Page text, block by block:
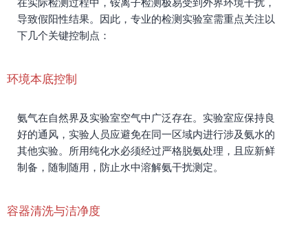
在实际检测过程中，铵离子检测极易受到外界环境干扰，
导致假阳性结果。因此，专业的检测实验室需重点关注以
下几个关键控制点：
环境本底控制
氨气在自然界及实验室空气中广泛存在。实验室应保持良
好的通风，实验人员应避免在同一区域内进行涉及氨水的
其他实验。所用纯化水必须经过严格脱氨处理，且应新鲜
制备，随制随用，防止水中溶解氨干扰测定。
容器清洗与洁净度